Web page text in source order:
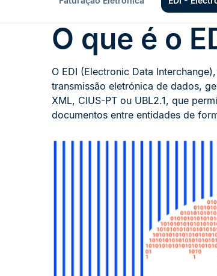
O que é o
O EDI (Electronic Data
transmissão eletrónica de dados,
XML, CIUS-PT ou UBL2.1, que
documentos entre entidades de